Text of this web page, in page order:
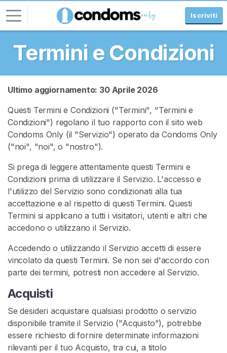
Iscriviti
Termini e Condizioni
Ultimo aggiornamento: 30 Aprile 2026
Questi Termini e Condizioni ("Termini", "Termini e
Condizioni") regolano il tuo rapporto con il sito web
Condoms Only (il "Servizio") operato da Condoms Only
("noi", "noi", o "nostro").
Si prega di leggere attentamente questi Termini e
Condizioni prima di utilizzare il Servizio. L'accesso e
l'utilizzo del Servizio sono condizionati alla tua
accettazione e al rispetto di questi Termini. Questi
Termini si applicano a tutti i visitatori, utenti e altri che
accedono o utilizzano il Servizio.
Accedendo o utilizzando il Servizio accetti di essere
vincolato da questi Termini. Se non sei d'accordo con
parte dei termini, potresti non accedere al Servizio.
Acquisti
Se desideri acquistare qualsiasi prodotto o servizio
disponibile tramite il Servizio ("Acquisto"), potrebbe
essere richiesto di fornire determinate informazioni
rilevanti per il tuo Acquisto, tra cui, a titolo
A
c
c
e
I
S
C
I
V
I
T
I
G
R
A
I
S
>
o
m
e